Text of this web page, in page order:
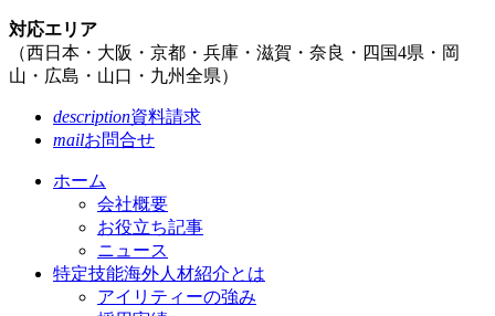
対応エリア
（西日本・ 大阪・ 京都・ 兵庫・ 滋賀・ 奈良・ 四国4県・ 岡
山・ 広島・ 山口・ 九州全県）
description資料請求
mailお問合せ
ホーム
会社概要
お役立ち記事
ニュース
特定技能海外人材紹介とは
アイリティーの強み